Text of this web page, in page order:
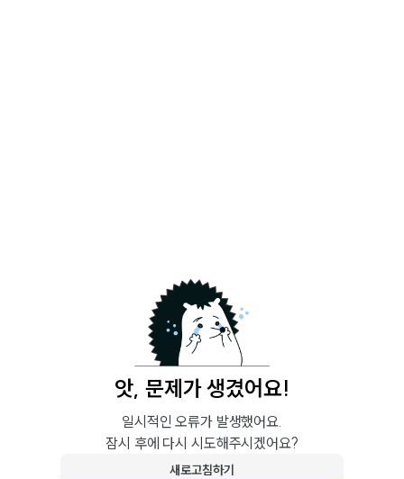
앗, 문제가 생겼어요!
일시적인 오류가 발생했어요.
잠시 후에 다시 시도해주시겠어요?
새로고침하기